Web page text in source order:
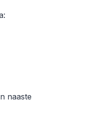
naaste